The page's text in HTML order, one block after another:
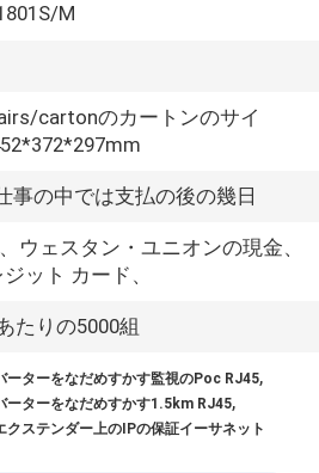
M
cartonのカートンのサイ
事の中では支払の後の幾日
ウェスタン・ユニオンの現金、
ット カード、
たりの5000組
ーターをなだめすかす監視のPoc RJ45,
ーターをなだめすかす1.5km RJ45,
クステンダー上のIPの保証イーサネット